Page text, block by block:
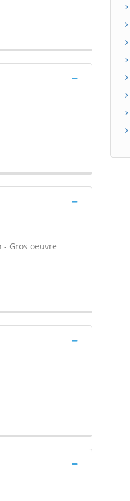
- Gros oeuvre